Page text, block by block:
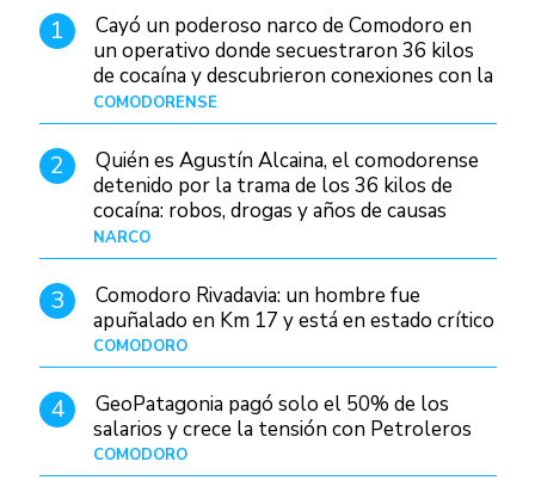
1
Cayó un poderoso narco de Comodoro en
un operativo donde secuestraron 36 kilos
de cocaína y descubrieron conexiones con la
Patagonia
COMODORENSE
2
Quién es Agustín Alcaina, el comodorense
detenido por la trama de los 36 kilos de
cocaína: robos, drogas y años de causas
judiciales
NARCO
3
Comodoro Rivadavia: un hombre fue
apuñalado en Km 17 y está en estado crítico
COMODORO
4
GeoPatagonia pagó solo el 50% de los
salarios y crece la tensión con Petroleros
COMODORO